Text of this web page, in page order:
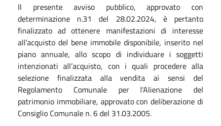
Il presente avviso pubblico, approvato con
determinazione n.31 del 28.02.2024, è pertanto
finalizzato ad ottenere manifestazioni di interesse
all’acquisto del bene immobile disponibile, inserito nel
piano annuale, allo scopo di individuare i soggetti
intenzionati all’acquisto, con i quali procedere alla
selezione finalizzata alla vendita ai sensi del
Regolamento Comunale per l'Alienazione del
patrimonio immobiliare, approvato con deliberazione di
Consiglio Comunale n. 6 del 31.03.2005.